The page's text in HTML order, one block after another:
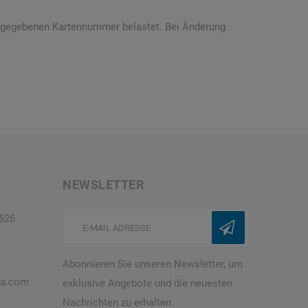
Kartennummer belastet. Bei Änderung
NEWSLETTER
Abonnieren Sie unseren Newsletter, um
exklusive Angebote und die neuesten
Nachrichten zu erhalten.